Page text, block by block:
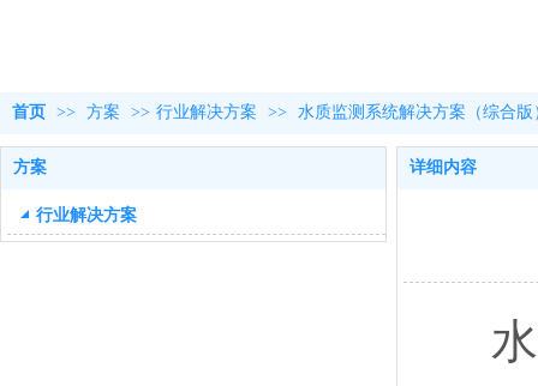
首页 >> 方案 >> 行业解决方案 >> 水质监测系统解决方案（综合版
方案
行业解决方案
详细内容
水